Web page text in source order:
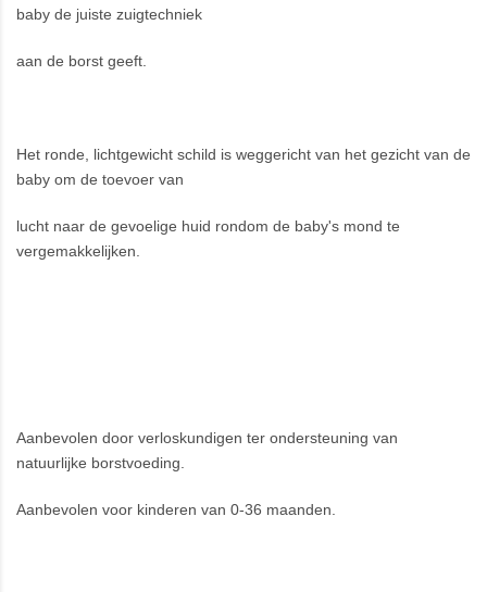
baby de juiste zuigtechniek
aan de borst geeft.
Het ronde, lichtgewicht schild is weggericht van het gezicht van de
baby om de toevoer van
lucht naar de gevoelige huid rondom de baby's mond te
vergemakkelijken.
Aanbevolen door verloskundigen ter ondersteuning van
natuurlijke borstvoeding.
Aanbevolen voor kinderen van 0-36 maanden.